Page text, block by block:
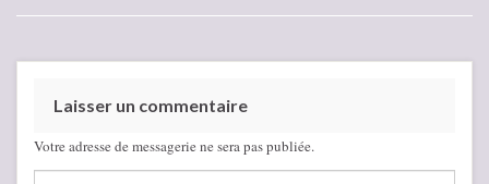
Laisser un commentaire
Votre adresse de messagerie ne sera pas publiée.